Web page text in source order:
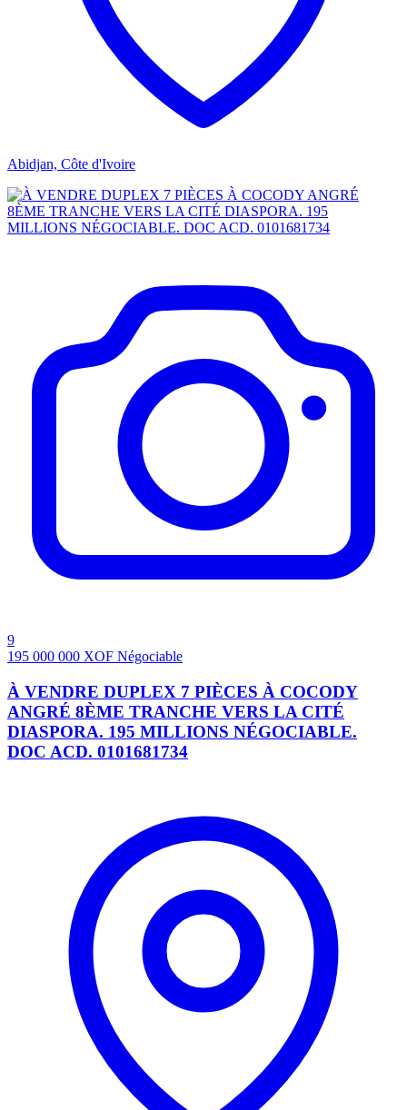
Abidjan, Côte d'Ivoire
9
195 000 000 XOF Négociable
À VENDRE DUPLEX 7 PIÈCES À COCODY
ANGRÉ 8ÈME TRANCHE VERS LA CITÉ
DIASPORA. 195 MILLIONS NÉGOCIABLE.
DOC ACD. 0101681734